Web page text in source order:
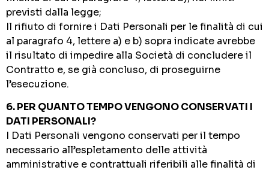
previsti dalla legge;
Il rifiuto di fornire i Dati Personali per le finalità di cui
al paragrafo 4, lettere a) e b) sopra indicate avrebbe
il risultato di impedire alla Società di concludere il
Contratto e, se già concluso, di proseguirne
l’esecuzione.
6. PER QUANTO TEMPO VENGONO CONSERVATI I
DATI PERSONALI?
I Dati Personali vengono conservati per il tempo
necessario all’espletamento delle attività
amministrative e contrattuali riferibili alle finalità di